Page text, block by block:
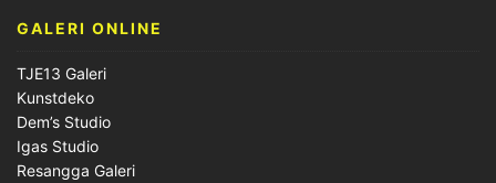
GALERI ONLINE
TJE13 Galeri
Kunstdeko
Dem’s Studio
Igas Studio
Resangga Galeri